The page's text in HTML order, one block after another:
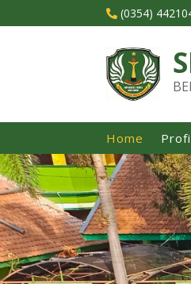
 (0354)
Home